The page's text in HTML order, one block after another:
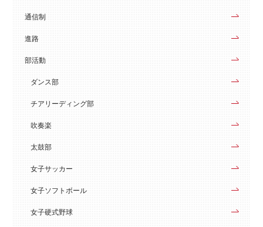
通信制
進路
部活動
ダンス部
チアリーディング部
吹奏楽
太鼓部
女子サッカー
女子ソフトボール
女子硬式野球